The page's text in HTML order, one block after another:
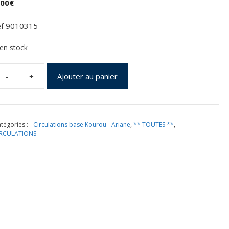
€
9010315
stock
Ajouter au panier
:- Circulations base Kourou - Ariane,** TOUTES **,